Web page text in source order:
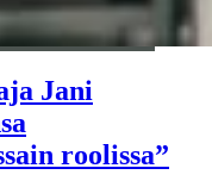
Jani
roolissa”